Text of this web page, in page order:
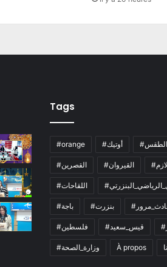
Tags
#orange #أوتيك
#القصرين #القيروان
#اللقاحات
#باجة #بنزرت
#فلسطين #قيس_سعيد
#وزارة_الصحة À propos